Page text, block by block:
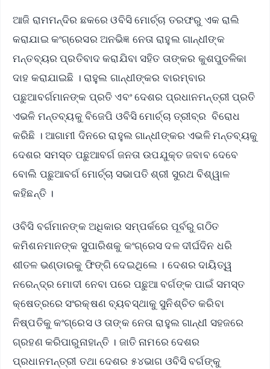
ଆଜି ରାମମନ୍ଦିର ଛକରେ ଓବିସି ମୋର୍ଚ୍ଚା ତରଫରୁ ଏକ ରାଲି
କରାଯାଇ କଂଗ୍ରେସର ଅନଭିଜ୍ଞ ନେତା ରାହୁଲ ଗାନ୍ଧୀଙ୍କ
ମନ୍ତବ୍ୟର ପ୍ରତିବାଦ କରାଯିବା ସହିତ ତାଙ୍କର କୁଶପୁତଳିକା
ଦାହ କରାଯାଇଛି । ରାହୁଲ ଗାନ୍ଧୀଙ୍କର ବାରମ୍ବାର
ପଛୁଆବର୍ଗମାନଙ୍କ ପ୍ରତି ଏବଂ ଦେଶର ପ୍ରଧାନମନ୍ତ୍ରୀ ପ୍ରତି
ଏଭଳି ମନ୍ତବ୍ୟକୁ ବିଜେପି ଓବିସି ମୋର୍ଚ୍ଚା ତ୍ରୀବ୍ର ବିରୋଧ
କରିଛି । ଆଗାମୀ ଦିନରେ ରାହୁଲ ଗାନ୍ଧୀଙ୍କର ଏଭଳି ମନ୍ତବ୍ୟକୁ
ଦେଶର ସମସ୍ତ ପଛୁଆବର୍ଗ ଜନତା ଉପଯୁକ୍ତ ଜବାବ ଦେବେ
ବୋଲି ପଛୁଆବର୍ଗ ମୋର୍ଚ୍ଚା ସଭାପତି ଶ୍ରୀ ସୁରଥ ବିଶ୍ୱାଳ
କହିଛନ୍ତି ।
ଓବିସି ବର୍ଗମାନଙ୍କ ଅଧିକାର ସମ୍ପର୍କରେ ପୂର୍ବରୁ ଗଠିତ
କମିଶନମାନଙ୍କ ସୁପାରିଶକୁ କଂଗ୍ରେସ ଦଳ ଦୀର୍ଘଦିନ ଧରି
ଶୀତଳ ଭଣ୍ଡାରକୁ ଫିଙ୍ଗି ଦେଇଥିଲେ । ଦେଶର ଦାୟିତ୍ୱ
ନରେନ୍ଦ୍ର ମୋଦୀ ନେବା ପରେ ପଛୁଆ ବର୍ଗଙ୍କ ପାଇଁ ସମସ୍ତ
କ୍ଷେତ୍ରରେ ସଂରକ୍ଷଣ ବ୍ୟବସ୍ଥାକୁ ସୁନିଶ୍ଚିତ କରିବା
ନିଷ୍ପତିକୁ କଂଗ୍ରେସ ଓ ତାଙ୍କ ନେତା ରାହୁଲ ଗାନ୍ଧୀ ସହଜରେ
ଗ୍ରହଣ କରିପାରୁନାହାନ୍ତି । ଜାତି ନାମରେ ଦେଶର
ପ୍ରଧାନମନ୍ତ୍ରୀ ତଥା ଦେଶର ୫୪ଭାଗ ଓବିସି ବର୍ଗଙ୍କୁ